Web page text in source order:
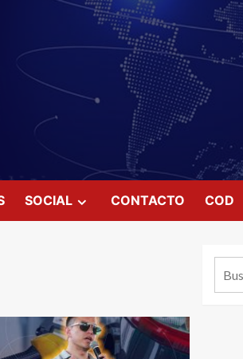
SOCIAL CONTACTO COD